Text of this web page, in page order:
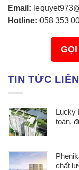
Email:
Hotline: 058 353
TIN TỨC
Lucky
toàn,
chất